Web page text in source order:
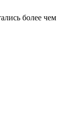
более чем